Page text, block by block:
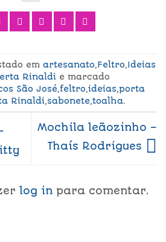
em artesanato,Feltro,Ideias
Rinaldie marcado
São José,feltro,ideias,porta
Rinaldi,sabonete,toalha.
Mochila leãozinho –
Thaís Rodrigues
log in para comentar.